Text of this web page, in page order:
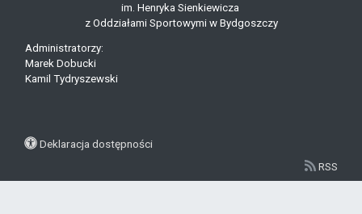
im. Henryka Sienkiewicza
z Oddziałami Sportowymi w Bydgoszczy
Administratorzy:
Marek Dobucki
Kamil Tydryszewski
Deklaracja dostępności
RSS